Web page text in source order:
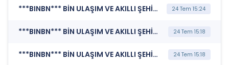
***BINBN*** BİN ULAŞIM VE AKILLI ŞEHİR TEKNOLOJİLERİ A.Ş. (Özel Durum Açıklaması (Genel)) 24 Tem 15:24
***BINBN*** BİN ULAŞIM VE AKILLI ŞEHİR TEKNOLOJİLERİ A.Ş. (Bağımsız Denetim Kuruluşunun Belirlenmesi) 24 Tem 15:18
***BINBN*** BİN ULAŞIM VE AKILLI ŞEHİR TEKNOLOJİLERİ A.Ş. (Genel Kurul İşlemlerine İlişkin Bildirim) 24 Tem 15:18